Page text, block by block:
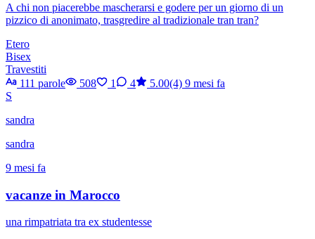
A chi non piacerebbe mascherarsi e godere per un giorno di un
pizzico di anonimato, trasgredire al tradizionale tran tran?
Etero
Bisex
Travestiti
111 parole
508 1 4 5.00(4) 9 mesi fa
S
sandra
sandra
9 mesi fa
vacanze in Marocco
una rimpatriata tra ex studentesse